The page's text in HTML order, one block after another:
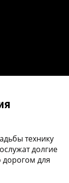
технику
долгие
для